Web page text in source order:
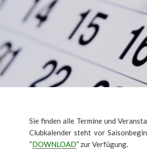
Sie finden alle Termine und
Clubkalender steht vor
“DOWNLOAD” zur Verfügung.